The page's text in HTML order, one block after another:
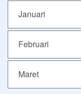
Januari
Februari
Maret